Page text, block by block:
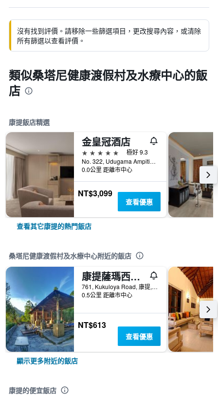
沒有找到評價。請移除一些篩選項目，更改搜尋內容，或清除
所有篩選以查看評價。
類似桑塔尼健康渡假村及水療中心的飯
店
康提飯店精選
金皇冠酒店
5星級
極好 9.3
No. 322, Udugama Ampitiya, 康提, 斯里蘭卡
0.0公里 距離市中心
NT$3,099
查看優惠
查看其它康提的熱門飯店
桑塔尼健康渡假村及水療中心附近的飯店
康提薩瑪西中心酒店
761, Kukuloya Road, 康提, 斯里蘭卡
0.5公里 距離市中心
NT$613
查看優惠
顯示更多附近的飯店
康提的便宜飯店